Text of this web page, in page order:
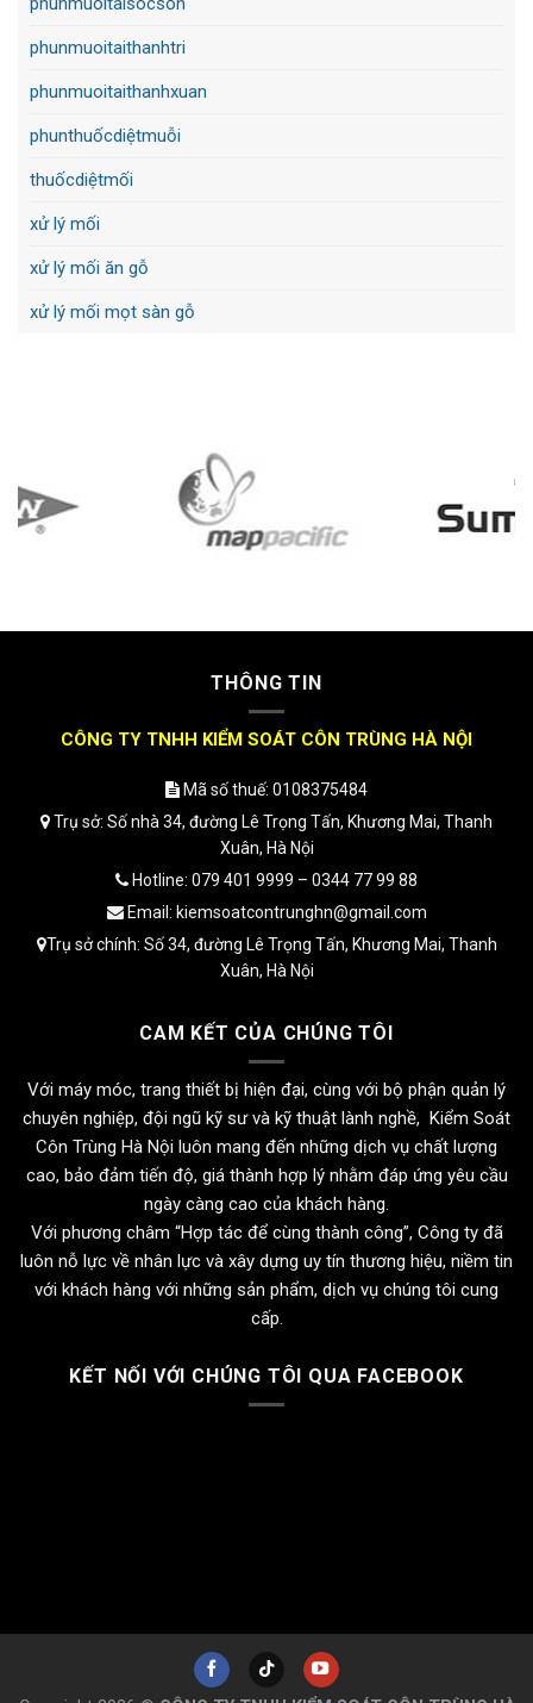
phunmuoitaithanhtri
phunmuoitaithanhxuan
phunthuốcdiệtmuỗi
thuốcdiệtmối
xử lý mối
xử lý mối ăn gỗ
xử lý mối mọt sàn gỗ
THÔNG TIN
CÔNG TY TNHH KIỂM SOÁT CÔN TRÙNG HÀ NỘI
Mã số thuế: 0108375484
Trụ sở: Số nhà 34, đường Lê Trọng Tấn, Khương Mai, Thanh
Xuân, Hà Nội
Hotline: 079 401 9999 – 0344 77 99 88
Email: kiemsoatcontrunghn@gmail.com
Trụ sở chính: Số 34, đường Lê Trọng Tấn, Khương Mai, Thanh
Xuân, Hà Nội
CAM KẾT CỦA CHÚNG TÔI
Với máy móc, trang thiết bị hiện đại, cùng với bộ phận quản lý
chuyên nghiệp, đội ngũ kỹ sư và kỹ thuật lành nghề, Kiểm Soát
Côn Trùng Hà Nội luôn mang đến những dịch vụ chất lượng
cao, bảo đảm tiến độ, giá thành hợp lý nhằm đáp ứng yêu cầu
ngày càng cao của khách hàng.
Với phương châm “Hợp tác để cùng thành công”, Công ty đã
luôn nỗ lực về nhân lực và xây dựng uy tín thương hiệu, niềm tin
với khách hàng với những sản phẩm, dịch vụ chúng tôi cung
cấp.
KẾT NỐI VỚI CHÚNG TÔI QUA FACEBOOK